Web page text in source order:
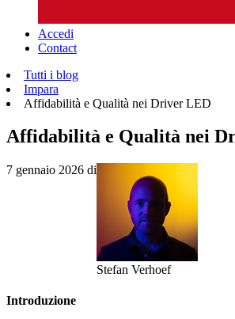
Accedi
Contact
Tutti i blog
Impara
Affidabilità e Qualità nei Driver LED
Affidabilità e Qualità nei
7 gennaio 2026 di
Stefan Verhoef
Introduzione